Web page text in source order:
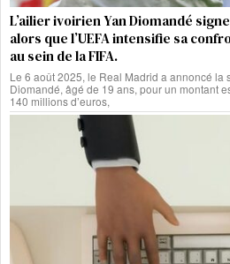
L’ailier ivoirien Yan Diomandé
alors que l’UEFA intensifie sa
au sein de la FIFA.
Le 6 août 2025, le Real Madrid a annoncé la
Diomandé, âgé de 19 ans, pour un montant
140 millions d’euros,